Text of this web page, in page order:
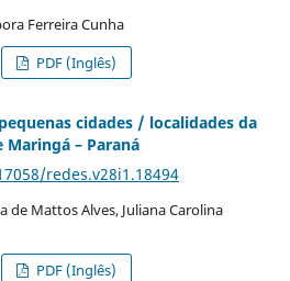
Ferreira Cunha
PDF (Inglês)
cidades / localidades da
– Paraná
redes.v28i1.18494
de Mattos Alves, Juliana Carolina
PDF (Inglês)